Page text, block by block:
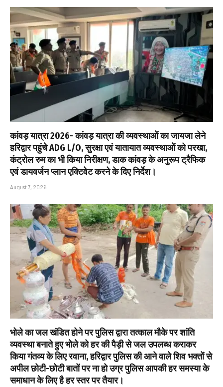
कांवड़ यात्रा 2026- कांवड़ यात्रा की व्यवस्थाओं का जायजा लेने
हरिद्वार पहुंचे ADG L/O, सुरक्षा एवं यातायात व्यवस्थाओं को परखा,
कंट्रोल रुम का भी किया निरीक्षण, डाक कांवड़ के अनुरूप ट्रैफिक
एवं डायवर्जन प्लान एक्टिवेट करने के दिए निर्देश।
August 7, 2026
भोले का जल खंडित होने पर पुलिस द्वारा तत्काल मौके पर शांति
व्यवस्था बनाते हुए भोले को हर की पैड़ी से जल उपलब्ध कराकर
किया गंतव्य के लिए रवाना, हरिद्वार पुलिस की आने वाले शिव भक्तों से
अपील छोटी-छोटी बातों पर ना हो उग्र पुलिस आपकी हर समस्या के
समाधान के लिए है हर स्तर पर तैयार।